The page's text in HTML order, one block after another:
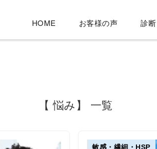
HOME お客様の声 診断
【 悩み】 一覧
敏感・繊細・HSP